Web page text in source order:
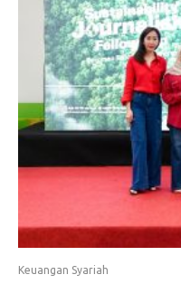
Keuangan Syariah